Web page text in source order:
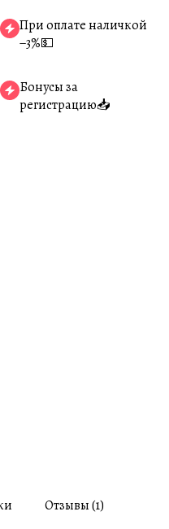
При оплате наличкой
−3%💵
Бонусы за
регистрацию📥
Отзывы (1)